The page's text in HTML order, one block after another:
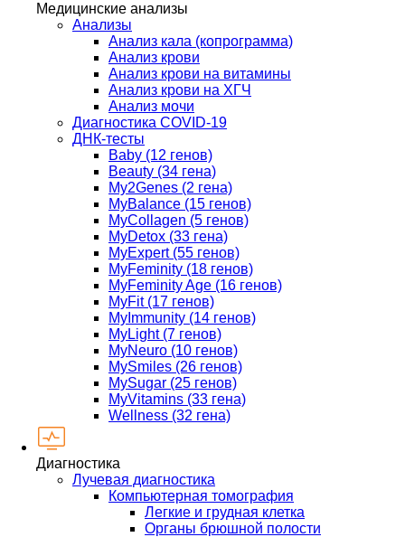
Медицинские анализы
Анализы
Анализ кала (копрограмма)
Анализ крови
Анализ крови на витамины
Анализ крови на ХГЧ
Анализ мочи
Диагностика COVID-19
ДНК-тесты
Baby (12 генов)
Beauty (34 гена)
My2Genes (2 гена)
MyBalance (15 генов)
MyCollagen (5 генов)
MyDetox (33 гена)
MyExpert (55 генов)
MyFeminity (18 генов)
MyFeminity Age (16 генов)
MyFit (17 генов)
MyImmunity (14 генов)
MyLight (7 генов)
MyNeuro (10 генов)
MySmiles (26 генов)
MySugar (25 генов)
MyVitamins (33 гена)
Wellness (32 гена)
Диагностика
Лучевая диагностика
Компьютерная томография
Легкие и грудная клетка
Органы брюшной полости